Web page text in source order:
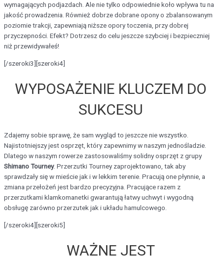
wymagających podjazdach. Ale nie tylko odpowiednie koło wpływa tu na
jakość prowadzenia. Również dobrze dobrane opony o zbalansowanym
poziomie trakcji, zapewniają niższe opory toczenia, przy dobrej
przyczepności. Efekt? Dotrzesz do celu jeszcze szybciej i bezpieczniej
niż przewidywałeś!
[/szeroki3][szeroki4]
WYPOSAŻENIE KLUCZEM DO
SUKCESU
Zdajemy sobie sprawę, że sam wygląd to jeszcze nie wszystko.
Najistotniejszy jest osprzęt, który zapewnimy w naszym jednośladzie.
Dlatego w naszym rowerze zastosowaliśmy solidny osprzęt z grupy
Shimano Tourney. Przerzutki Tourney zaprojektowano, tak aby
sprawdzały się w mieście jak i w lekkim terenie. Pracują one płynnie, a
zmiana przełożeń jest bardzo precyzyjna. Pracujące razem z
przerzutkami klamkomanetki gwarantują łatwy uchwyt i wygodną
obsługę zarówno przerzutek jak i układu hamulcowego.
[/szeroki4][szeroki5]
WAŻNE JEST